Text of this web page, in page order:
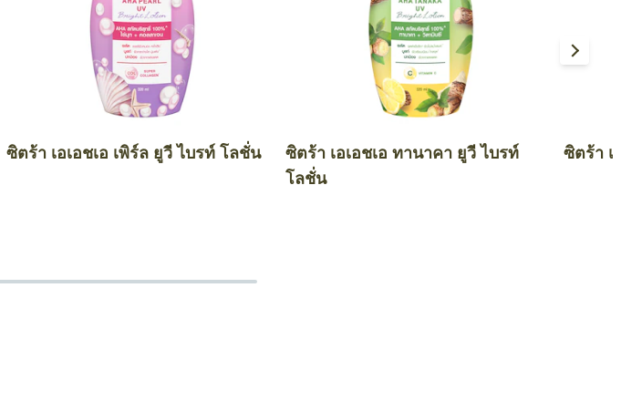
ซิตร้า เอเอชเอ เพิร์ล ยูวี ไบรท์ โลชั่น
ซิตร้า เอเอชเอ ทานาคา ยูวี ไบรท์
โลชั่น
ซิตร้า เอเ